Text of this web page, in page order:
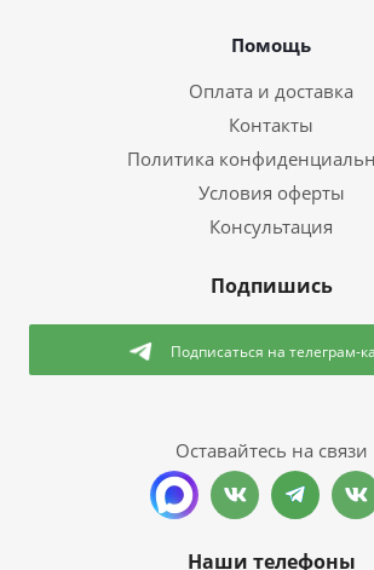
Помощь
Оплата и доставка
Контакты
Политика
Условия оферты
Консультация
Подпишись
Подписаться на телеграм-
Оставайтесь на связи
Наши телефоны